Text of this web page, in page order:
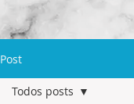
Post
Todos posts